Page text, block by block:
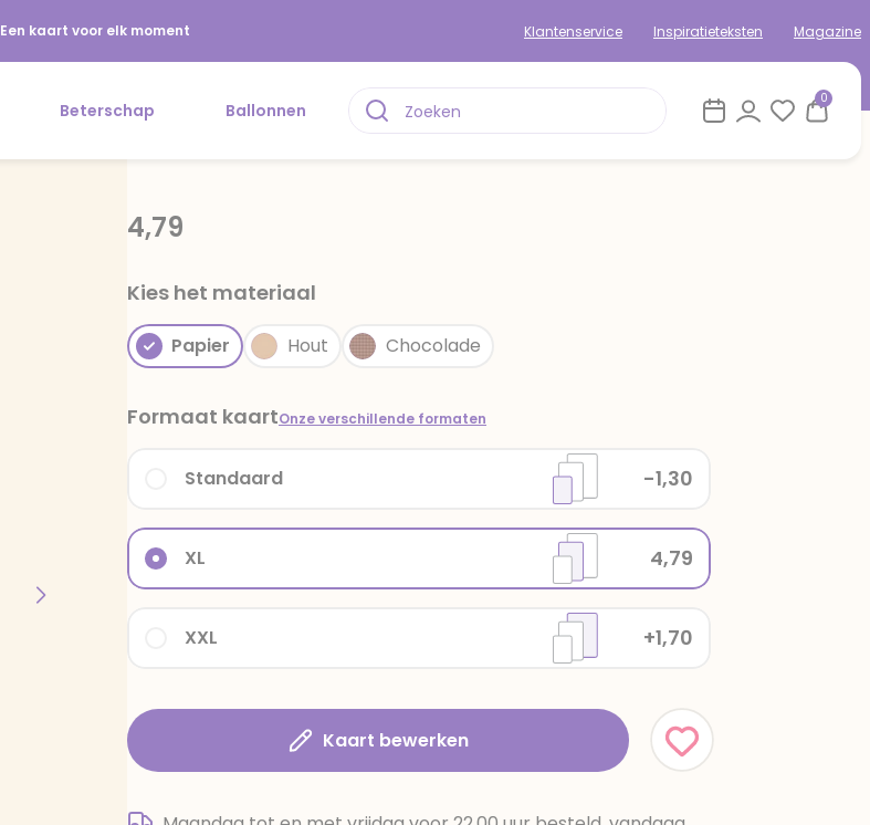
Een kaart voor elk moment Klantenservice Inspiratieteksten Magazine
Beterschap Ballonnen
0
4,79
Kies het materiaal
Papier Hout Chocolade
Formaat kaartOnze verschillende formaten
XXL +1,70
XL 4,79
Standaard -1,30
Kaart bewerken